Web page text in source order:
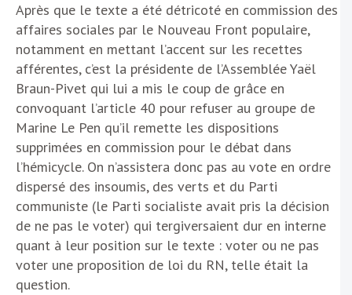
Après que le texte a été détricoté en commission des
affaires sociales par le Nouveau Front populaire,
notamment en mettant l’accent sur les recettes
afférentes, c’est la présidente de l’Assemblée Yaël
Braun-Pivet qui lui a mis le coup de grâce en
convoquant l’article 40 pour refuser au groupe de
Marine Le Pen qu’il remette les dispositions
supprimées en commission pour le débat dans
l’hémicycle. On n’assistera donc pas au vote en ordre
dispersé des insoumis, des verts et du Parti
communiste (le Parti socialiste avait pris la décision
de ne pas le voter) qui tergiversaient dur en interne
quant à leur position sur le texte : voter ou ne pas
voter une proposition de loi du RN, telle était la
question.